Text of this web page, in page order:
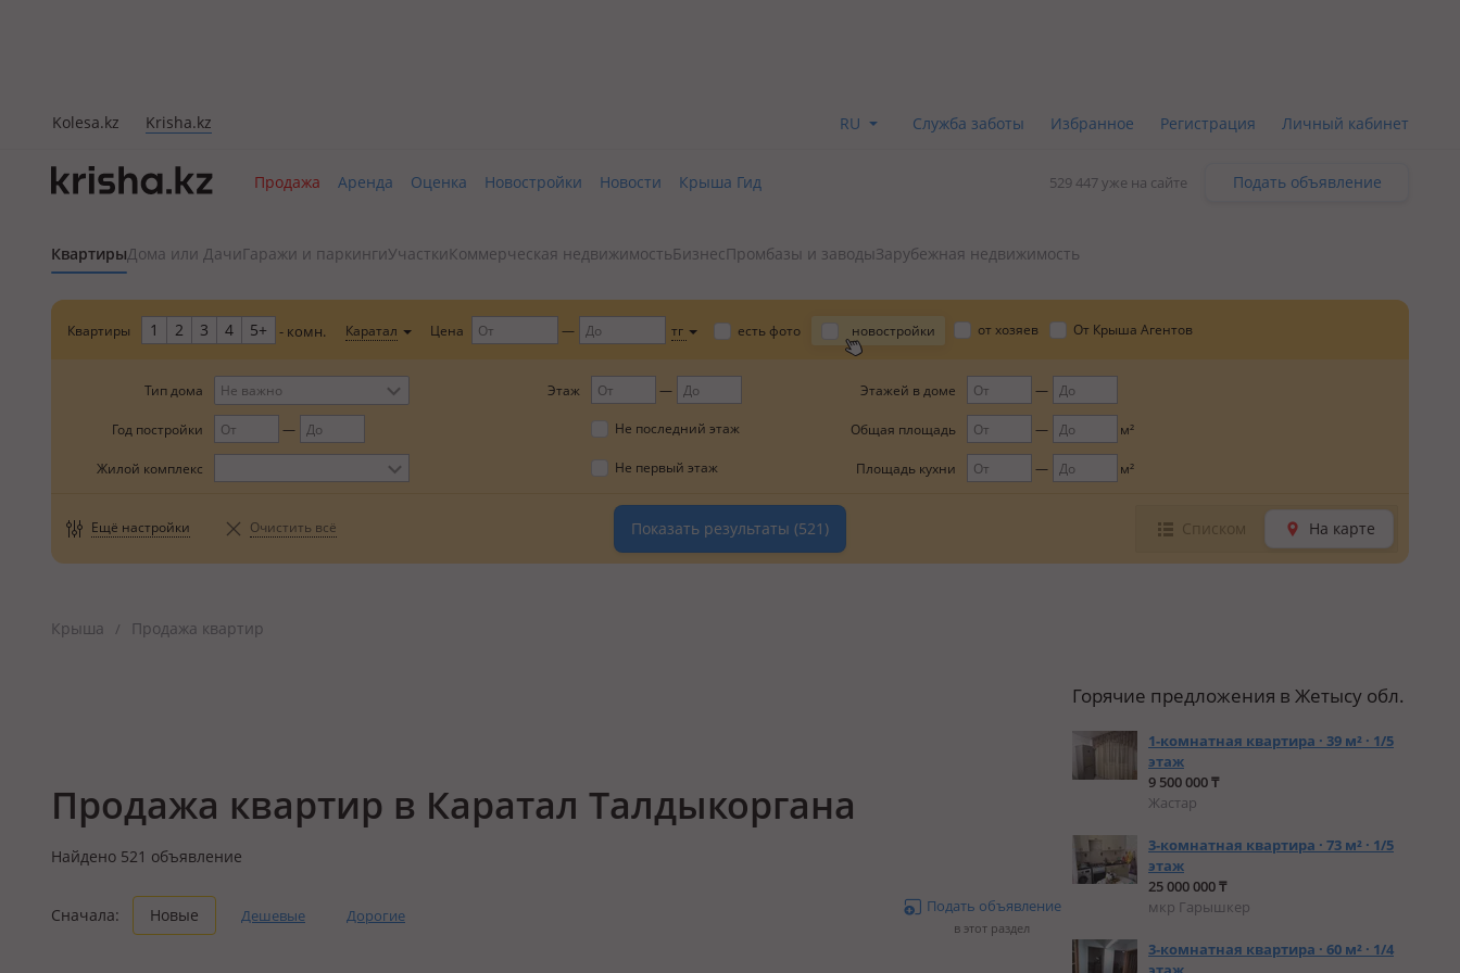
Kolesa.kz Krisha.kz RU Служба заботы Избранное Регистрация Личный кабинет
Продажа Аренда Оценка Новостройки Новости Крыша Гид 529 447 уже на сайте Подать объявление
КвартирыДома или ДачиГаражи и паркингиУчасткиКоммерческая недвижимостьБизнесПромбазы и заводы Зарубежная недвижимость
Квартиры 1 2 3 4 5+ - комн. Каратал Цена тг есть фото новостройки от хозяев От Крыша Агентов
Тип дома Не важно Этаж Этажей в доме
Год постройки Не последний этаж Общая площадь м²
Жилой комплекс Не первый этаж Площадь кухни м²
Ещё настройки Очистить всё Показать результаты (521) Списком На карте
Крыша / Продажа квартир
Продажа квартир в Каратал Талдыкоргана
Найдено 521 объявление
Сначала: Новые Дешевые Дорогие Подать объявление
в этот раздел
Горячие предложения в Жетысу обл.
1-комнатная квартира · 39 м² · 1/5
этаж
9 500 000 ₸
Жастар
3-комнатная квартира · 73 м² · 1/5
этаж
25 000 000 ₸
мкр Гарышкер
3-комнатная квартира · 60 м² · 1/4